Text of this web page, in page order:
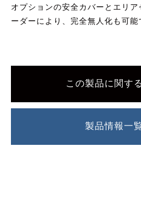
オプションの安全カバーとエリ
ーダーにより、完全無人化も可能
この製品に関す
製品情報一